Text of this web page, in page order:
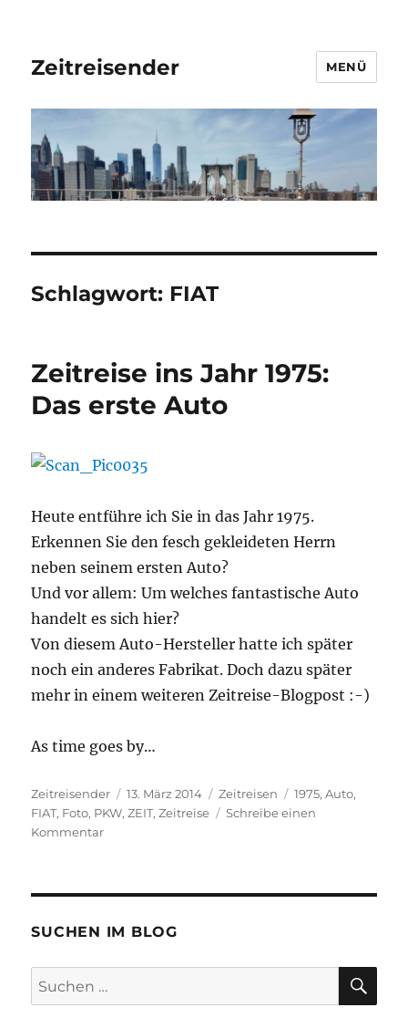
Zeitreisender MENÜ
Schlagwort: FIAT
Zeitreise ins Jahr 1975:
Das erste Auto
Heute entführe ich Sie in das Jahr 1975.
Erkennen Sie den fesch gekleideten Herrn
neben seinem ersten Auto?
Und vor allem: Um welches fantastische Auto
handelt es sich hier?
Von diesem Auto-Hersteller hatte ich später
noch ein anderes Fabrikat. Doch dazu später
mehr in einem weiteren Zeitreise-Blogpost :-)
As time goes by…
Autor
Zeitreisender
Veröffentlicht
am
13. März 2014 Kategorien
Zeitreisen Schlagwörter
1975,Auto,
FIAT, Foto, PKW,ZEIT,Zeitreise
Schreibe einen
Kommentarzu
Das
Auto
SUCHEN IM BLOG
Suchen
nach: